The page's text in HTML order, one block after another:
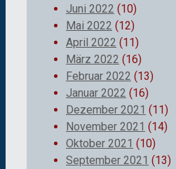
Juni 2022 (10)
Mai 2022 (12)
April 2022 (11)
März 2022 (16)
Februar 2022 (13)
Januar 2022 (16)
Dezember 2021 (11)
November 2021 (14)
Oktober 2021 (10)
September 2021 (13)